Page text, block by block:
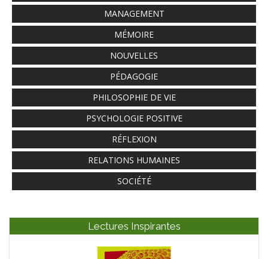
MANAGEMENT
MÉMOIRE
NOUVELLES
PÉDAGOGIE
PHILOSOPHIE DE VIE
PSYCHOLOGIE POSITIVE
RÉFLEXION
RELATIONS HUMAINES
SOCIÉTÉ
Lectures Inspirantes